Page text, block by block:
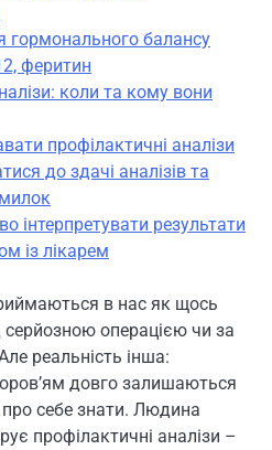
гормонального балансу
феритин
коли та кому вони
профілактичні аналізи
до здачі аналізів та
інтерпретувати результати
із лікарем
в нас як щось
операцією чи за
реальність інша:
довго залишаються
себе знати. Людина
профілактичні аналізи –